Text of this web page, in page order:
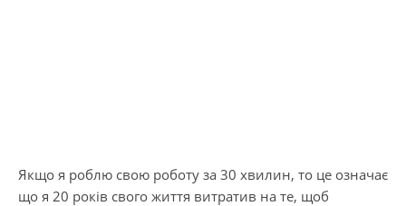
Якщо я роблю свою роботу за 30 хвилин, то це означає
що я 20 років свого життя витратив на те, щоб